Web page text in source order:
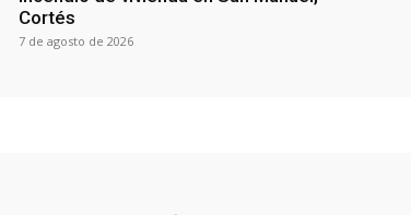
Cortés
7 de agosto de 2026